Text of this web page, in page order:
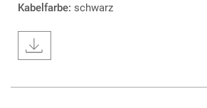
Kabelfarbe: schwarz